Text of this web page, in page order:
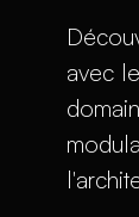
avec